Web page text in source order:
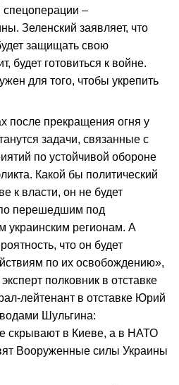
спецоперации –
Зеленский заявляет, что
защищать свою
будет готовиться к войне.
для того, чтобы укрепить
после прекращения огня у
задачи, связанные с
по устойчивой обороне
Какой бы политический
к власти, он не будет
перешедшим под
регионам. А
что он будет
по их освобождению»,
полковник в отставке
лейтенант в отставке Юрий
Шульгина:
скрывают в Киеве, а в НАТО
Вооруженные силы Украины